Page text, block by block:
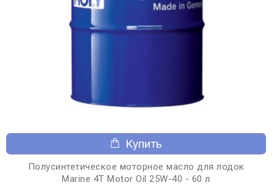
Купить
Полусинтетическое моторное масло для лодок
Marine 4T Motor Oil 25W-40 - 60 л